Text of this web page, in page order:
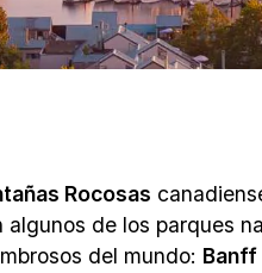
Rocosas
algunos de los parques
del mundo: Banff